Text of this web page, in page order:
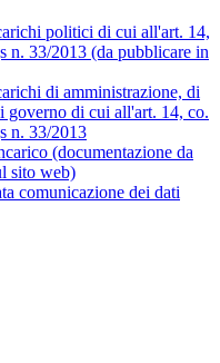
politici di cui all'art. 14,
n. 33/2013 (da pubblicare in
di amministrazione, di
governo di cui all'art. 14, co.
n. 33/2013
(documentazione da
sito web)
comunicazione dei dati